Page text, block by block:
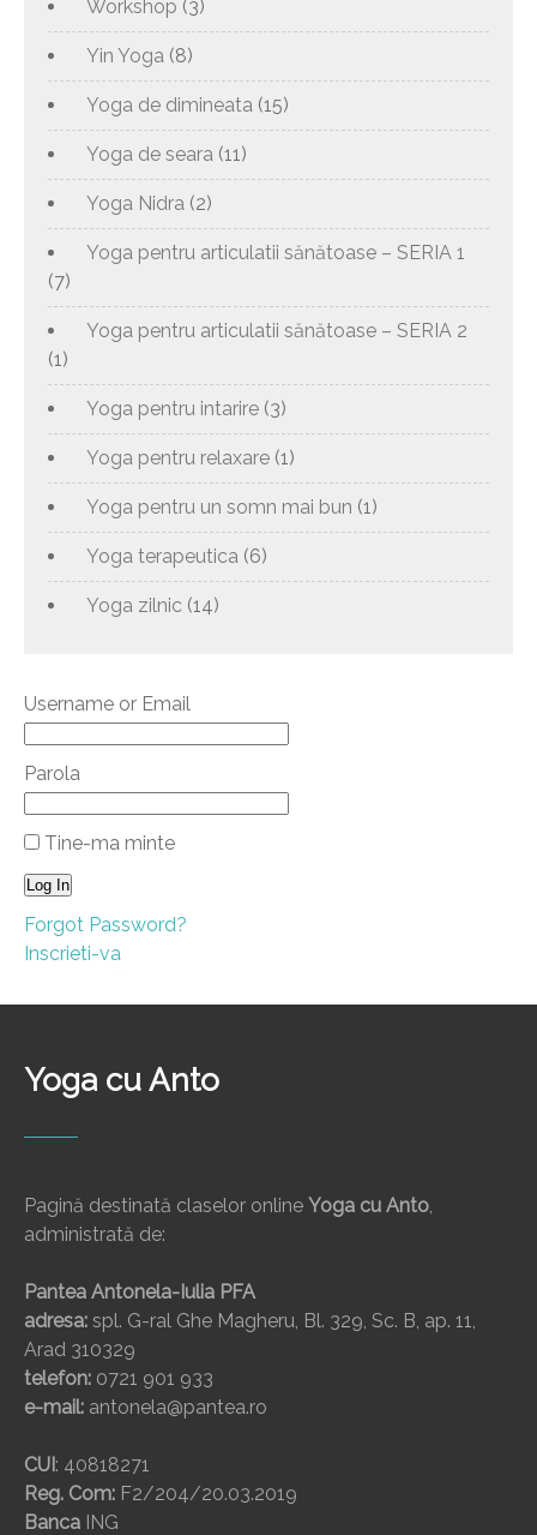
Workshop (3)
Yin Yoga (8)
Yoga de dimineata (15)
Yoga de seara (11)
Yoga Nidra (2)
Yoga pentru articulatii sănătoase – SERIA 1
(7)
Yoga pentru articulatii sănătoase – SERIA 2
(1)
Yoga pentru intarire (3)
Yoga pentru relaxare (1)
Yoga pentru un somn mai bun (1)
Yoga terapeutica (6)
Yoga zilnic (14)
Username or Email
Parola
Tine-ma minte
Forgot Password?
Inscrieti-va
Yoga cu Anto
Pagină destinată claselor online Yoga cu Anto,
administrată de:
Pantea Antonela-Iulia PFA
adresa: spl. G-ral Ghe Magheru, Bl. 329, Sc. B, ap. 11,
Arad 310329
telefon: 0721 901 933
e-mail: antonela@pantea.ro
CUI: 40818271
Reg. Com: F2/204/20.03.2019
Banca ING